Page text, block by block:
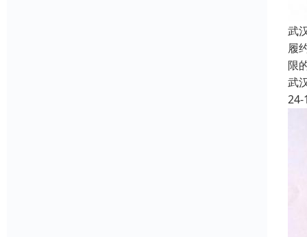
武
履
限
武
24-